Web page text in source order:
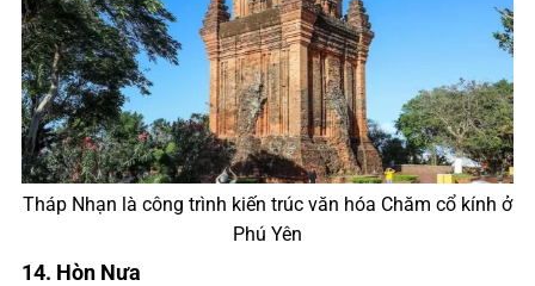
Tháp Nhạn là công trình kiến trúc văn hóa Chăm cổ kính ở
Phú Yên
14. Hòn Nưa